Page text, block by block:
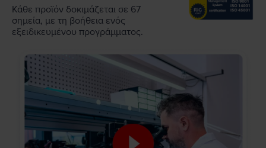
Κάθε προϊόν δοκιμάζεται σε 67
σημεία, με τη βοήθεια ενός
εξειδικευμένου προγράμματος.